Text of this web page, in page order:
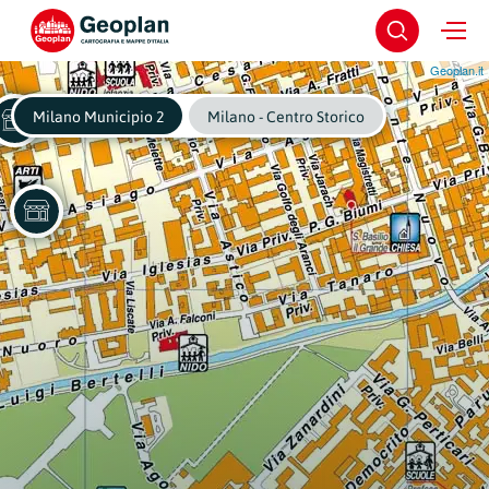
Geoplan.it
Milano Municipio 2 Milano - Centro Storico